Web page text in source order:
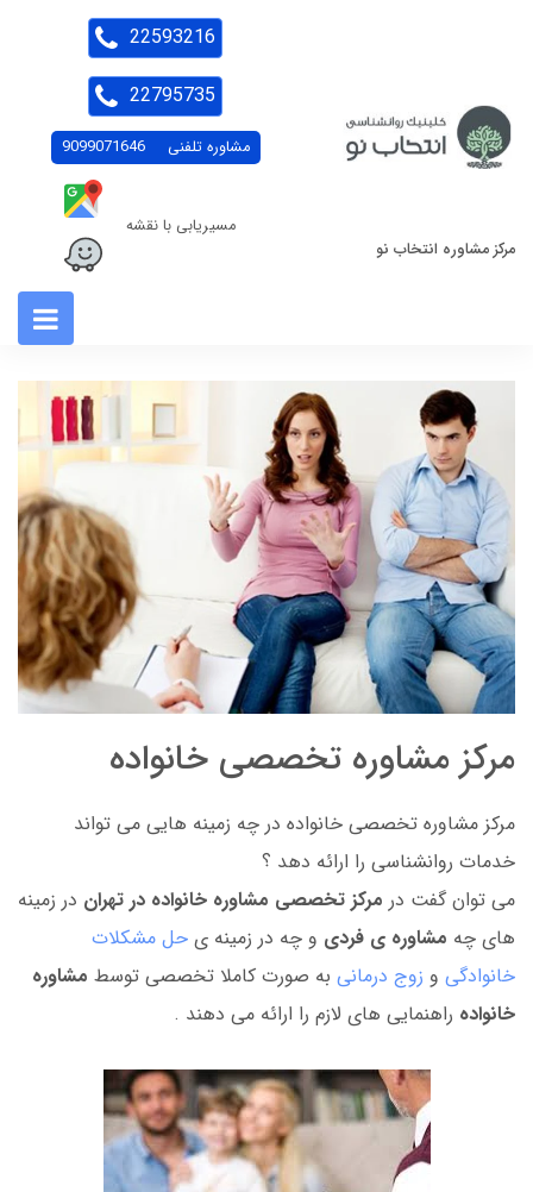
مرکز مشاوره انتخاب نو
مشاوره تلفنی 9099071646
مسیریابی با نقشه
22593216
22795735
مرکز مشاوره تخصصی خانواده
مرکز مشاوره تخصصی خانواده در چه زمینه هایی می تواند
خدمات روانشناسی را ارائه دهد ؟
می توان گفت در مرکز تخصصی مشاوره خانواده در تهران در زمینه
های چه مشاوره ی فردی و چه در زمینه ی حل مشکلات
خانوادگی و زوج درمانی به صورت کاملا تخصصی توسط مشاوره
خانواده راهنمایی های لازم را ارائه می دهند .